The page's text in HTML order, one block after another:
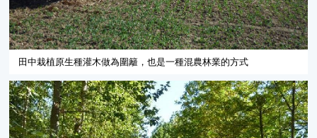
田中栽植原生種灌木做為圍籬，也是一種混農林業的方式